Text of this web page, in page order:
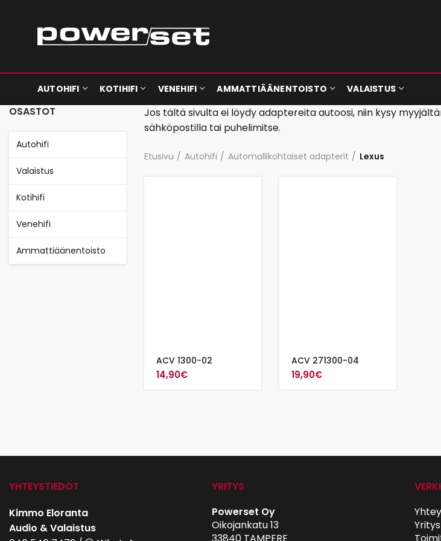
AUTOHIFI KOTIHIFI VENEHIFI AMMATTIÄÄNENTOISTO VALAISTUS
OSASTOT
Autohifi
Valaistus
Kotihifi
Venehifi
Ammattiäänentoisto
Jos tältä sivulta ei löydy adaptereita autoosi, niin kysy
sähköpostilla tai puhelimitse.
Etusivu Autohifi Automallikohtaiset adapterit Lexus
ACV 1300-02
14,90€
ACV 271300-04
19,90€
YHTEYSTIEDOT
Kimmo Eloranta
Audio & Valaistus
YRITYS
Powerset Oy
Oikojankatu 13
Yritys